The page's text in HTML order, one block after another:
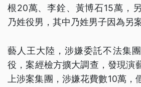
根20萬、李銓、黃博石15萬，
乃姓役男，其中乃姓男子因為另
藝人王大陸，涉嫌委託不法集
役，案經檢方擴大調查，發現演
上涉案集團，涉嫌花費數10萬，